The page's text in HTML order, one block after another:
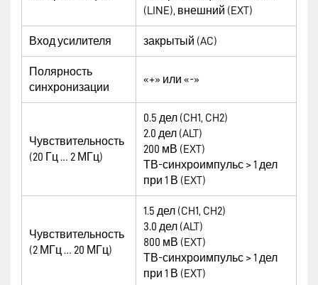
(LINE), внешний (EXT)
Вход усилителя закрытый (AC)
Полярность
синхронизации
«+» или «-»
Чувствительность
(20 Гц … 2 МГц)
0.5 дел (CH1, CH2)
2.0 дел (ALT)
200 мВ (EXT)
ТВ-синхроимпульс > 1 дел
при 1 В (EXT)
Чувствительность
(2 МГц … 20 МГц)
1.5 дел (CH1, CH2)
3.0 дел (ALT)
800 мВ (EXT)
ТВ-синхроимпульс > 1 дел
при 1 В (EXT)